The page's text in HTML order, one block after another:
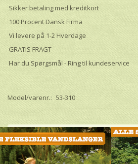
Sikker betaling med kreditkort
100 Procent Dansk Firma
Vi levere på 1-2 Hverdage
GRATIS FRAGT
Har du Spørgsmål - Ring til kundeservice
Model/varenr.: 53-310